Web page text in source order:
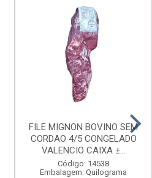
FILE MIGNON BOVINO SEM
CORDAO 4/5 CONGELADO
VALENCIO CAIXA ±...
Código: 14538
Embalagem: Quilograma